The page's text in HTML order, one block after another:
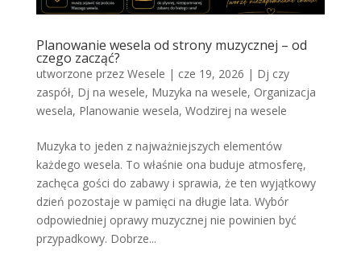
Planowanie wesela od strony muzycznej – od
czego zacząć?
utworzone przez Wesele | cze 19, 2026 | Dj czy
zaspół, Dj na wesele, Muzyka na wesele, Organizacja
wesela, Planowanie wesela, Wodzirej na wesele
Muzyka to jeden z najważniejszych elementów
każdego wesela. To właśnie ona buduje atmosferę,
zachęca gości do zabawy i sprawia, że ten wyjątkowy
dzień pozostaje w pamięci na długie lata. Wybór
odpowiedniej oprawy muzycznej nie powinien być
przypadkowy. Dobrze...